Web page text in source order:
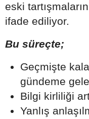
eski
ifade ediliyor.
Bu süreçte;
Geçmişte
gündeme
Bilgi kirliliği
Yanlış